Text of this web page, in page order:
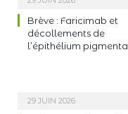
Brève : Faricimab et
décollements de
l’épithélium
29 JUIN 2026